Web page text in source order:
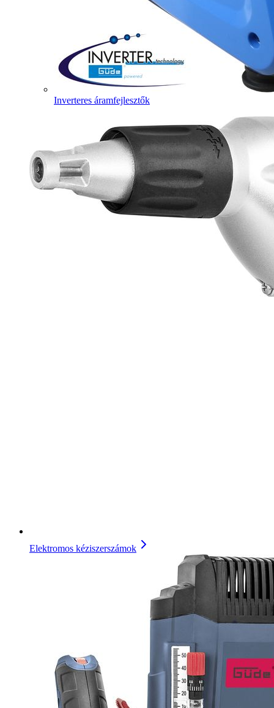
Inverteres áramfejlesztők
Elektromos kéziszerszámok